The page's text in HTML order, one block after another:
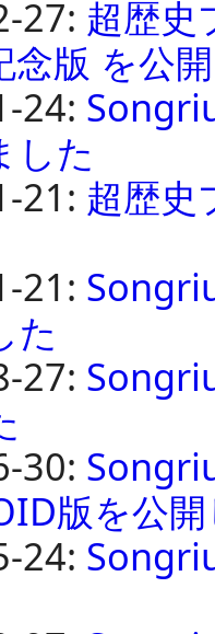
27: 超歴史
念版 を公
24:
した
21: 超歴史
21:
た
27:
30:
版を公
24: